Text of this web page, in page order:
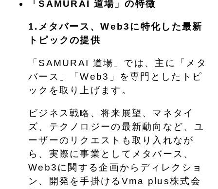
「SAMURAI 道場」の特徴
1.メタバース、Web3に特化した最新
トピックの提供
「SAMURAI 道場」では、主に「メタ
バース」「Web3」を専門としたトピ
ックを取り上げます。
ビジネス戦略、将来展望、マネタイ
ズ、テクノロジーの最新動向など、ユ
ーザーのリクエストも取り入れなが
ら、実際に事業としてメタバース、
Web3に関する企画からディレクショ
ン、開発を手掛けるVma plus株式会